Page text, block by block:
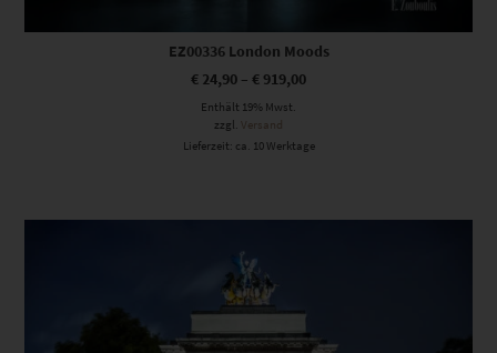
EZ00336 London Moods
€ 24,90 – € 919,00
Enthält 19% Mwst.
zzgl. Versand
Lieferzeit: ca. 10 Werktage
Dieses Produkt weist mehrere Varianten auf. Die Optionen können auf der Produktseite gewählt werden